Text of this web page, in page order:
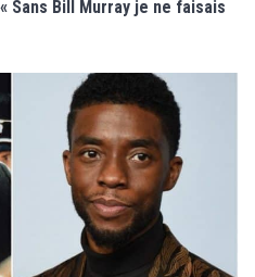
Sans Bill Murray je ne faisais